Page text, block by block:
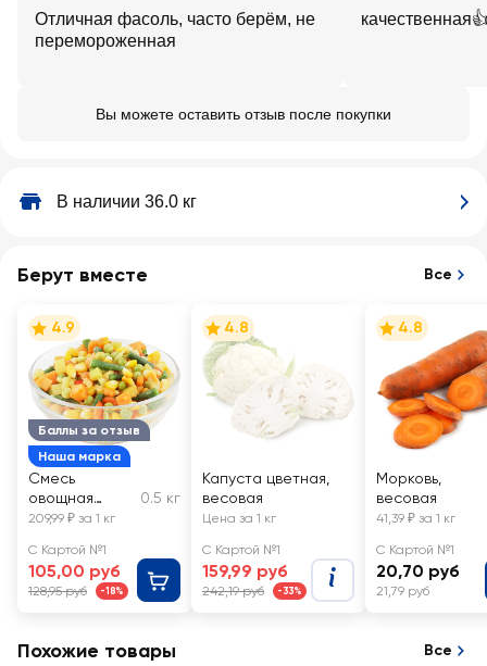
Отличная фасоль, часто берём, не
перемороженная
Вы можете оставить отзыв после покупки
В наличии 36.0 кг
Берут вместе Все
Баллы за отзыв
Наша марка
4.9
Смесь
овощная
Мексиканская,
0.5 кг
209,99 ₽ за 1 кг
С Картой №1
105,00 руб
128,95 руб -18%
4.8
Капуста цветная,
весовая
Цена за 1 кг
С Картой №1
159,99 руб
242,19 руб -33%
4.8
Морковь,
весовая
41,39 ₽ за 1 кг
С Картой №1
20,70 руб
21,79 руб
Похожие товары Все